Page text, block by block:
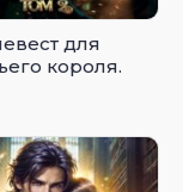
для
короля.